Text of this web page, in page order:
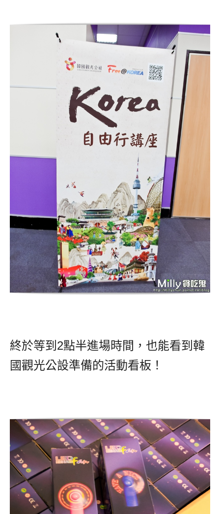
終於等到2點半進場時間，也能看到韓
國觀光公設準備的活動看板！